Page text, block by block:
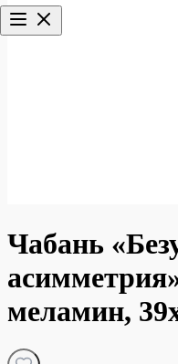
Чабань
меламин,